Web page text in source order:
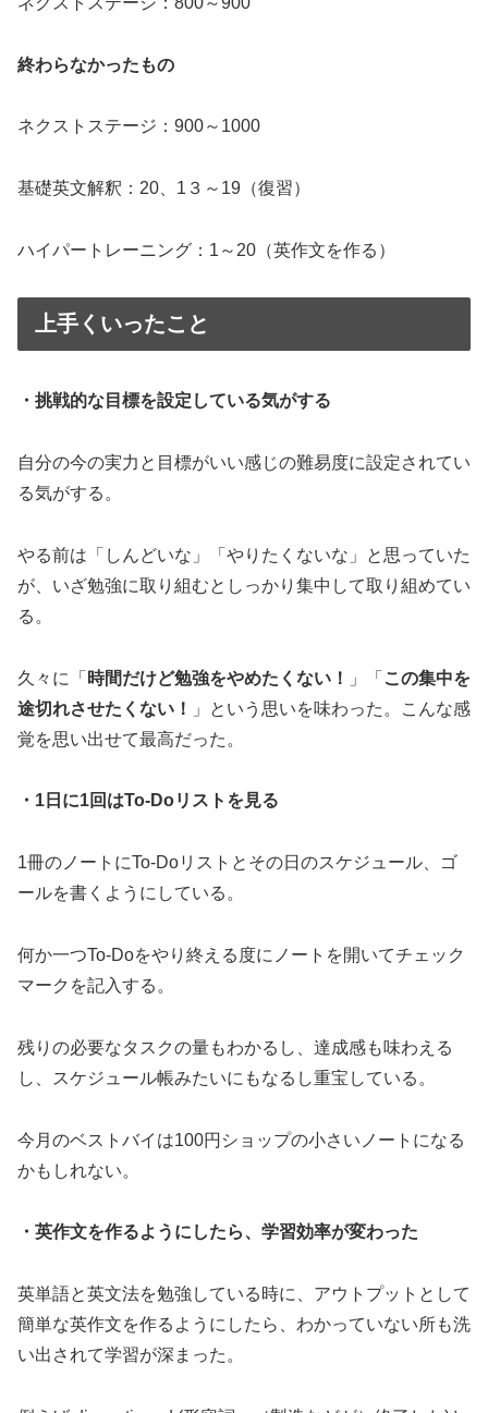
終わらなかったもの
ネクストステージ：900～1000
基礎英文解釈：20、1３～19（復習）
ハイパートレーニング：1～20（英作文を作る）
上手くいったこと
・挑戦的な目標を設定している気がする
自分の今の実力と目標がいい感じの難易度に設定されてい
る気がする。
やる前は「しんどいな」「やりたくないな」と思っていた
が、いざ勉強に取り組むとしっかり集中して取り組めてい
る。
久々に「 時間だけど勉強をやめたくない！ 」「 この集中を
途切れさせたくない！
」という思いを味わった。こんな感
覚を思い出せて最高だった。
・1日に1回はTo-Doリストを見る
1冊のノートにTo-Doリストとその日のスケジュール、ゴ
ールを書くようにしている。
何か一つTo-Doをやり終える度にノートを開いてチェック
マークを記入する。
残りの必要なタスクの量もわかるし、達成感も味わえる
し、スケジュール帳みたいにもなるし重宝している。
今月のベストバイは100円ショップの小さいノートになる
かもしれない。
・英作文を作るようにしたら、学習効率が変わった
英単語と英文法を勉強している時に、アウトプットとして
簡単な英作文を作るようにしたら、わかっていない所も洗
い出されて学習が深まった。